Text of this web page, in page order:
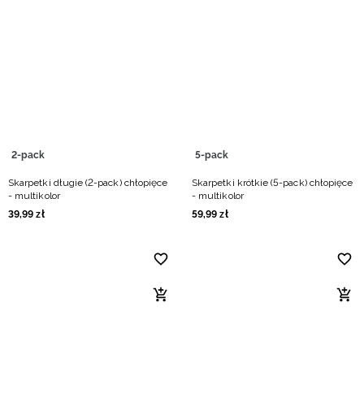
2-pack
Skarpetki długie (2-pack) chłopięce
- multikolor
39,99 zł
5-pack
Skarpetki krótkie (5-pack) chłopięce
- multikolor
59,99 zł